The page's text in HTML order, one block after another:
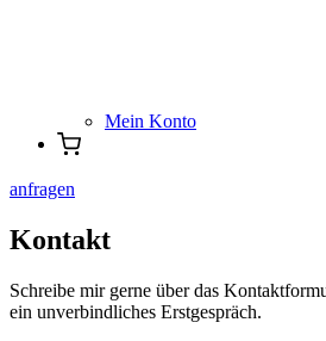
Mein Konto
anfragen
Kontakt
Schreibe mir gerne über das
ein unverbindliches Erstgespräch.